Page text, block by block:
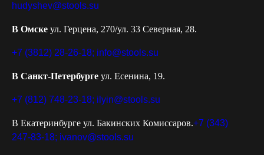
hudyshev@stools.su
В Омске ул. Герцена, 270/ул. 33 Северная, 28.
+7 (3812) 28-26-18; info@stools.su
В Санкт-Петербурге ул. Есенина, 19.
+7 (812) 748-23-18; ilyin@stools.su
В Екатеринбурге ул. Бакинских Комиссаров.+7 (343)
247-83-18; ivanov@stools.su